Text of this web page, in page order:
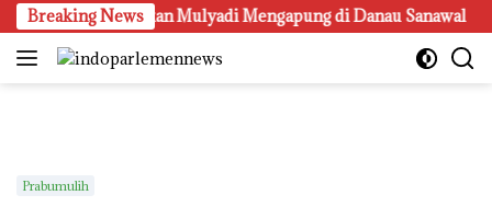
Langsung
ke
konten
Breaking News
Muba Temukan Mulyadi Mengapung di Danau Sanawal
Prabumulih